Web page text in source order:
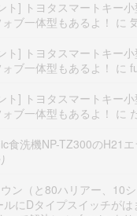
ト] トヨタスマートキー小
ブ一体型もあるよ！ に
ト] トヨタスマートキー小
ブ一体型もあるよ！ に
ト] トヨタスマートキー小
ブ一体型もあるよ！ に
食洗機NP-TZ300のH21
ン（と80ハリアー、10シ
ルにDタイプスイッチが